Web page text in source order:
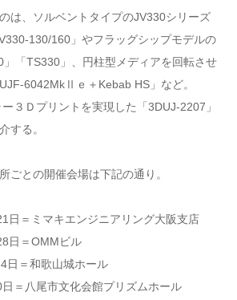
は、ソルベントタイプのJV330シリーズ
130/160」やフラッグシップモデルの
」「TS330」、円柱型メディアを回転させ
6042MkⅡｅ＋Kebab HS」など。
３Ｄプリントを実現した「3DUJ-2207」
する。
ごとの開催会場は下記の通り。
日＝ミマキエンジニアリング大阪支店
日＝OMMビル
日＝和歌山城ホール
＝八尾市文化会館プリズムホール